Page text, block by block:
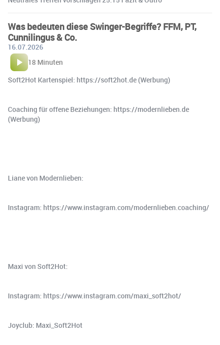
Was bedeuten diese Swinger-Begriffe? FFM, PT,
Cunnilingus & Co.
16.07.2026
18 Minuten
Soft2Hot Kartenspiel: https://soft2hot.de (Werbung)
Coaching für offene Beziehungen: https://modernlieben.de
(Werbung)
Liane von Modernlieben:
Instagram: https://www.instagram.com/modernlieben.coaching/
Maxi von Soft2Hot:
Instagram: https://www.instagram.com/maxi_soft2hot/
Joyclub: Maxi_Soft2Hot